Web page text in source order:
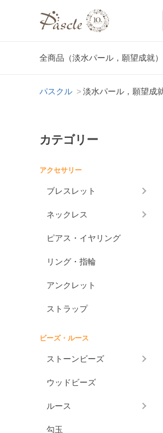
全商品（淡水パール，願望成就
パスクル 淡水パール，願望成
カテゴリー
アクセサリー
ブレスレット
ネックレス
ピアス・イヤリング
リング・指輪
アンクレット
ストラップ
ビーズ・ルース
ストーンビーズ
ウッドビーズ
ルース
勾玉